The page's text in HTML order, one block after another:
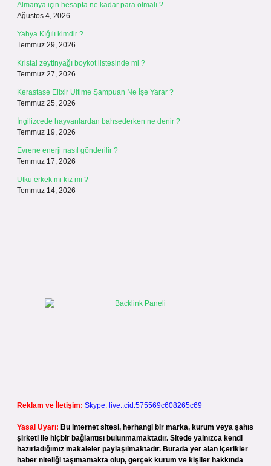
Almanya için hesapta ne kadar para olmalı ?
Ağustos 4, 2026
Yahya Kığılı kimdir ?
Temmuz 29, 2026
Kristal zeytinyağı boykot listesinde mi ?
Temmuz 27, 2026
Kerastase Elixir Ultime Şampuan Ne İşe Yarar ?
Temmuz 25, 2026
İngilizcede hayvanlardan bahsederken ne denir ?
Temmuz 19, 2026
Evrene enerji nasıl gönderilir ?
Temmuz 17, 2026
Utku erkek mi kız mı ?
Temmuz 14, 2026
Reklam ve İletişim: Skype: live:.cid.575569c608265c69
Yasal Uyarı: Bu internet sitesi, herhangi bir marka, kurum veya şahıs
şirketi ile hiçbir bağlantısı bulunmamaktadır. Sitede yalnızca kendi
hazırladığımız makaleler paylaşılmaktadır. Burada yer alan içerikler
haber niteliği taşımamakta olup, gerçek kurum ve kişiler hakkında